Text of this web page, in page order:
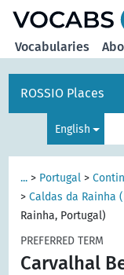
Vocabularies
ROSSIO Places
English
... > Portugal >
>Caldas da Rainha
Rainha, Portugal)
PREFERRED TERM
Carvalhal